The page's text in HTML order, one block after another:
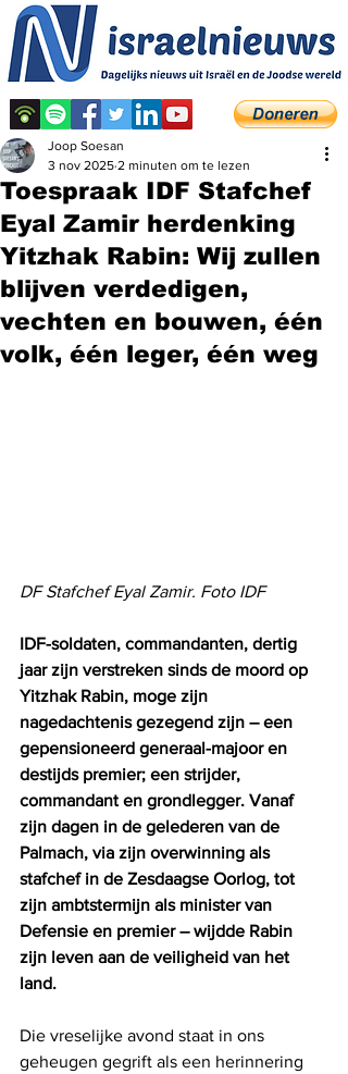
Toespraak IDF Stafchef
Eyal Zamir herdenking
Yitzhak Rabin: Wij zullen
blijven verdedigen,
vechten en bouwen, één
volk, één leger, één weg
Joop Soesan
3 nov 2025 2 minuten om te lezen
DF Stafchef Eyal Zamir. Foto IDF
IDF-soldaten, commandanten, dertig
jaar zijn verstreken sinds de moord op
Yitzhak Rabin, moge zijn
nagedachtenis gezegend zijn – een
gepensioneerd generaal-majoor en
destijds premier; een strijder,
commandant en grondlegger. Vanaf
zijn dagen in de gelederen van de
Palmach, via zijn overwinning als
stafchef in de Zesdaagse Oorlog, tot
zijn ambtstermijn als minister van
Defensie en premier – wijdde Rabin
zijn leven aan de veiligheid van het
land.
Die vreselijke avond staat in ons
geheugen gegrift als een herinnering